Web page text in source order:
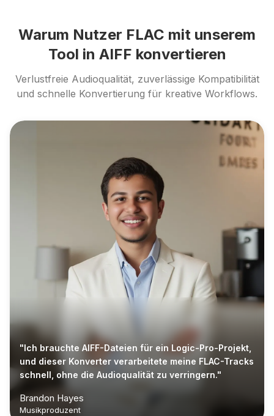
Warum Nutzer FLAC mit unserem
Tool in AIFF konvertieren
Verlustfreie Audioqualität, zuverlässige Kompatibilität
und schnelle Konvertierung für kreative Workflows.
"Ich brauchte AIFF-Dateien für ein Logic-Pro-Projekt,
und dieser Konverter verarbeitete meine FLAC-Tracks
schnell, ohne die Audioqualität zu verringern."
Brandon Hayes
Musikproduzent